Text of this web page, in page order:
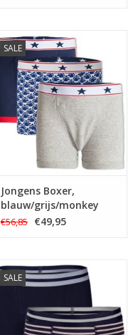
SALE
Jongens Boxer,
blauw/grijs/monkey
(prijs per 3)
€56,85 €49,95
SALE